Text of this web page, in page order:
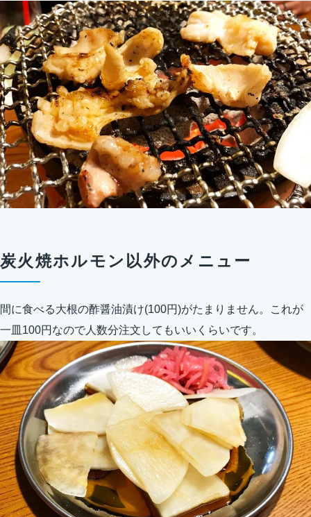
炭火焼ホルモン以外のメニュー
間に食べる大根の酢醤油漬け(100円)がたまりません。これが
一皿100円なので人数分注文してもいいくらいです。